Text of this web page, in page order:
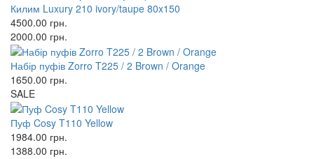
Килим Luxury 210 ivory/taupe 80x150
4500.00 грн.
2000.00 грн.
Набір пуфів Zorro T225 / 2 Brown / Orange
1650.00 грн.
SALE
Пуф Cosy T110 Yellow
1984.00 грн.
1388.00 грн.